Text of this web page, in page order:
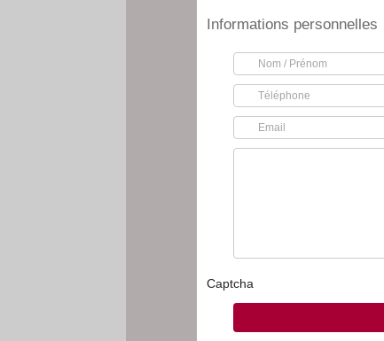
Informations personnelles
Captcha